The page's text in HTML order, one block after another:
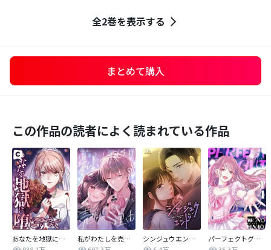
全2巻を表示する
まとめて購入
この作品の読者によく読まれている作品
あなたを地獄に堕とすまで
私がわたしを売る理由
シンジュウエンド【タテヨミ】
パーフェクトグリッター